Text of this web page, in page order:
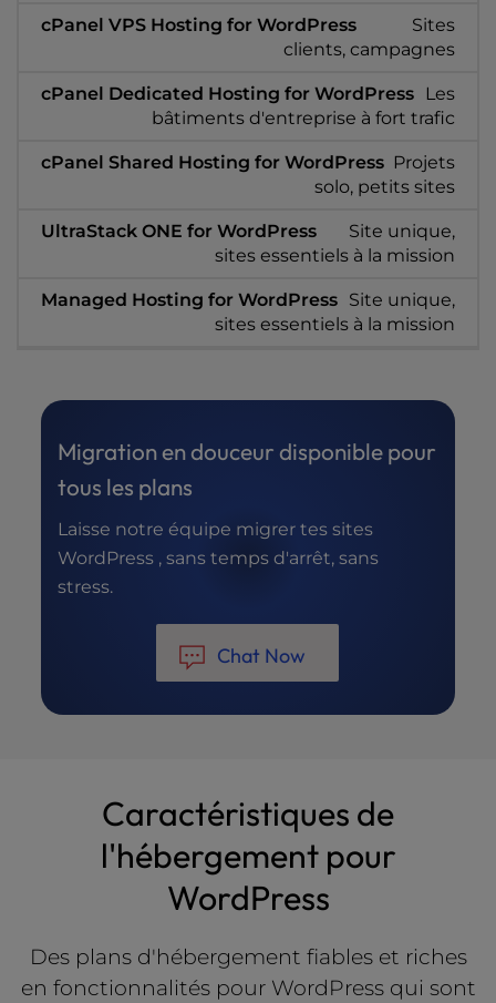
Sites
clients, campagnes
Les
bâtiments d'entreprise à fort trafic
Projets
solo, petits sites
Site unique,
sites essentiels à la mission
Site unique,
sites essentiels à la mission
Migration en douceur disponible pour
tous les plans
Laisse notre équipe migrer tes sites
WordPress , sans temps d'arrêt, sans
stress.
Chat Now
Caractéristiques de
l'hébergement pour
WordPress
Des plans d'hébergement fiables et riches
en fonctionnalités pour WordPress qui sont